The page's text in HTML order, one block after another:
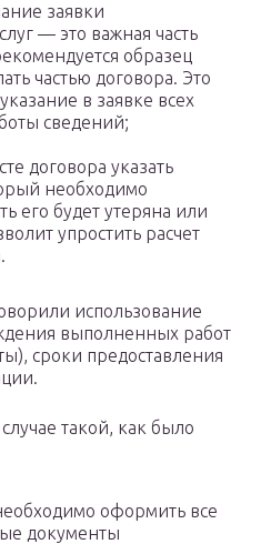
заявки
— это важная часть
образец
частью договора. Это
в заявке всех
сведений;
договора указать
необходимо
его будет утеряна или
упростить расчет
использование
выполненных работ
сроки предоставления
такой, как было
оформить все
документы